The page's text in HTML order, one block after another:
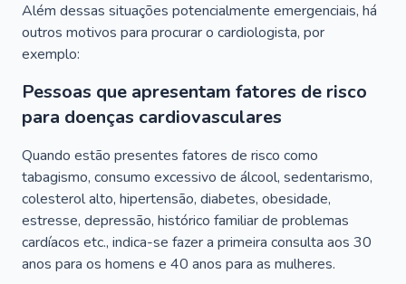
Além dessas situações potencialmente emergenciais, há
outros motivos para procurar o cardiologista, por
exemplo:
Pessoas que apresentam fatores de risco
para doenças cardiovasculares
Quando estão presentes fatores de risco como
tabagismo, consumo excessivo de álcool, sedentarismo,
colesterol alto, hipertensão, diabetes, obesidade,
estresse, depressão, histórico familiar de problemas
cardíacos etc., indica-se fazer a primeira consulta aos 30
anos para os homens e 40 anos para as mulheres.